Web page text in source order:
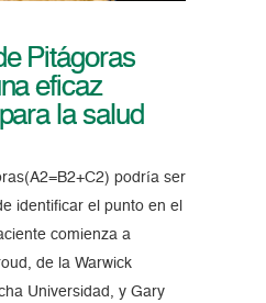
Pitágoras
eficaz
la salud
podría ser
identificar el punto en el
comienza a
de la Warwick
Universidad, y Gary